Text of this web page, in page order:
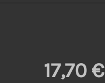
17,70 €